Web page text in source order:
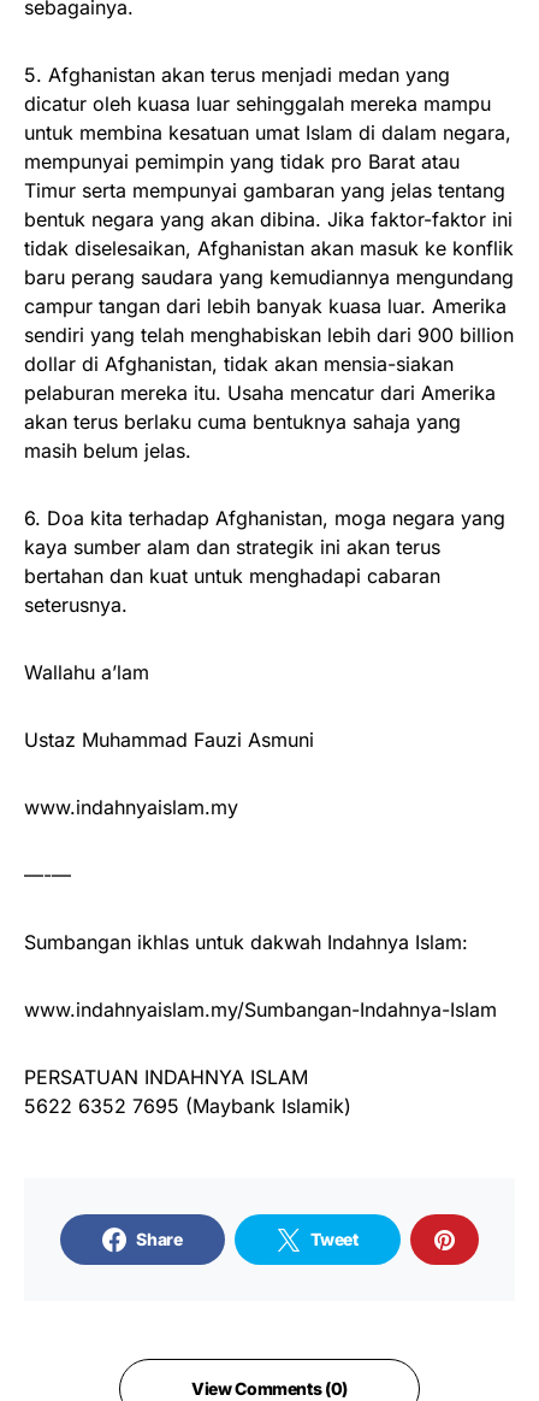
sebagainya.
5. Afghanistan akan terus menjadi medan yang
dicatur oleh kuasa luar sehinggalah mereka mampu
untuk membina kesatuan umat Islam di dalam negara,
mempunyai pemimpin yang tidak pro Barat atau
Timur serta mempunyai gambaran yang jelas tentang
bentuk negara yang akan dibina. Jika faktor-faktor ini
tidak diselesaikan, Afghanistan akan masuk ke konflik
baru perang saudara yang kemudiannya mengundang
campur tangan dari lebih banyak kuasa luar. Amerika
sendiri yang telah menghabiskan lebih dari 900 billion
dollar di Afghanistan, tidak akan mensia-siakan
pelaburan mereka itu. Usaha mencatur dari Amerika
akan terus berlaku cuma bentuknya sahaja yang
masih belum jelas.
6. Doa kita terhadap Afghanistan, moga negara yang
kaya sumber alam dan strategik ini akan terus
bertahan dan kuat untuk menghadapi cabaran
seterusnya.
Wallahu a’lam
Ustaz Muhammad Fauzi Asmuni
www.indahnyaislam.my
—-—
Sumbangan ikhlas untuk dakwah Indahnya Islam:
www.indahnyaislam.my/Sumbangan-Indahnya-Islam
PERSATUAN INDAHNYA ISLAM
5622 6352 7695 (Maybank Islamik)
Share Tweet
View Comments (0)